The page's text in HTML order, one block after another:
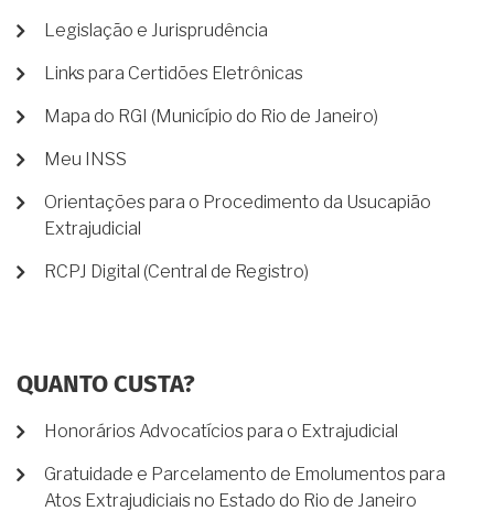
Legislação e Jurisprudência
Links para Certidões Eletrônicas
Mapa do RGI (Município do Rio de Janeiro)
Meu INSS
Orientações para o Procedimento da Usucapião
Extrajudicial
RCPJ Digital (Central de Registro)
QUANTO CUSTA?
Honorários Advocatícios para o Extrajudicial
Gratuidade e Parcelamento de Emolumentos para
Atos Extrajudiciais no Estado do Rio de Janeiro